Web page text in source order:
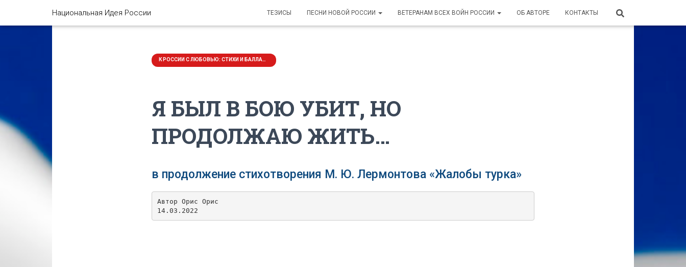
Национальная Идея России ТЕЗИСЫ ПЕСНИ НОВОЙ РОССИИ ВЕТЕРАНАМ ВСЕХ ВОЙН РОССИИ ОБ АВТОРЕ КОНТАКТЫ
Я БЫЛ В БОЮ УБИТ, НО
ПРОДОЛЖАЮ ЖИТЬ…
в продолжение стихотворения М. Ю. Лермонтова «Жалобы турка»
Автор Орис Орис
14.03.2022
К РОССИИ С ЛЮБОВЬЮ: СТИХИ И БАЛЛАДЫ